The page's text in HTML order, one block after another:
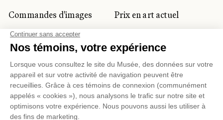
Commandes d'images
Prix en art actuel
Prix Lynne-Cohen
CLIENTÈLE CORPORATIVE
ET PRIVÉE
Location d'espaces
Activités corporatives